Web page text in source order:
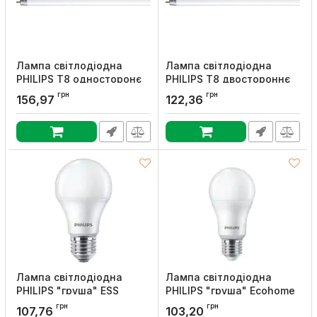
Лампа світлодіодна
PHILIPS Т8 односторонє
підключення Ecofit
LEDtube 1200mm 16W 840
T8 I RCA
929001276037
156,97 грн
Лампа світлодіодна
PHILIPS Т8 двостороннє
підключення Ecofit
LEDtube 600mm 8W 865
T8 I RCA
929001276337
122,36 грн
Лампа світлодіодна
PHILIPS "груша" ESS
LEDBulb 13W E27 6500K
107,76 грн
Лампа світлодіодна
PHILIPS "груша" Ecohome
LEDBulb 15W 1450lm E27
103,20 грн